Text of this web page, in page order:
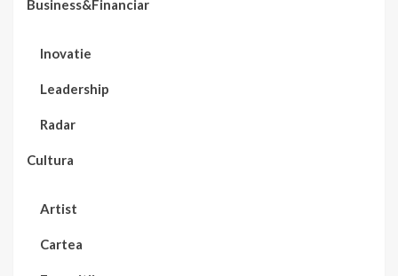
Business&Financiar
Inovatie
Leadership
Radar
Cultura
Artist
Cartea